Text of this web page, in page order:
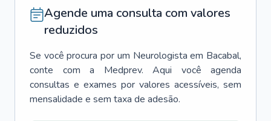
Agende uma consulta com valores
reduzidos
Se você procura por um Neurologista em Bacabal,
conte com a Medprev. Aqui você agenda
consultas e exames por valores acessíveis, sem
mensalidade e sem taxa de adesão.